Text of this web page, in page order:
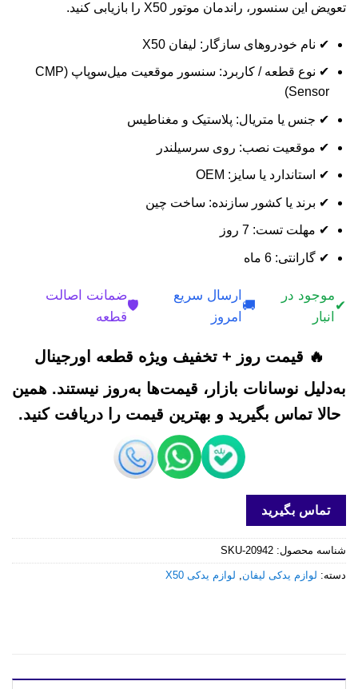
تعویض این سنسور، راندمان موتور X50 را بازیابی کنید.
✔ نام خودروهای سازگار: لیفان X50
✔ نوع قطعه / کاربرد: سنسور موقعیت میل‌سوپاپ (CMP
Sensor)
✔ جنس یا متریال: پلاستیک و مغناطیس
✔ موقعیت نصب: روی سرسیلندر
✔ استاندارد یا سایز: OEM
✔ برند یا کشور سازنده: ساخت چین
✔ مهلت تست: 7 روز
✔ گارانتی: 6 ماه
✔
موجود در
انبار
🚚
ارسال سریع
امروز
🛡️
ضمانت اصالت
قطعه
🔥 قیمت روز + تخفیف ویژه قطعه اورجینال
به‌دلیل نوسانات بازار، قیمت‌ها به‌روز نیستند. همین
حالا تماس بگیرید و بهترین قیمت را دریافت کنید.
تماس بگیرید
شناسه محصول: SKU-20942
دسته: لوازم یدکی لیفان, لوازم یدکی X50